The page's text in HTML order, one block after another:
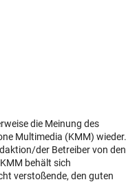
die Meinung des
Multimedia (KMM) wieder.
der Betreiber von den
behält sich
verstoßende, den guten